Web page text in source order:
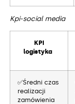
Kpi-social media
KPI
logistyka
✅Średni czas
realizacji
zamówienia